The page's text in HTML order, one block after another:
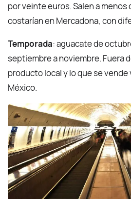
por veinte euros. Salen a menos
costarían en Mercadona, con
Temporada: aguacate de
septiembre a noviembre. Fuera
producto local y lo que se vende
México.